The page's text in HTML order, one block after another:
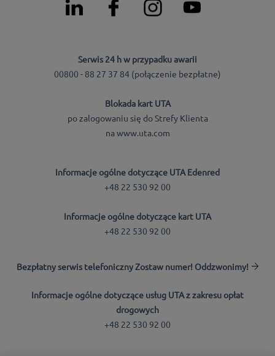
Serwis 24 h w przypadku awarii
00800 - 88 27 37 84 (połączenie bezpłatne)
Blokada kart UTA
po zalogowaniu się do Strefy Klienta
na www.uta.com
Informacje ogólne dotyczące UTA Edenred
+48 22 530 92 00
Informacje ogólne dotyczące kart UTA
+48 22 530 92 00
Bezpłatny serwis telefoniczny Zostaw numer! Oddzwonimy!
Informacje ogólne dotyczące usług UTA z zakresu opłat
drogowych
+48 22 530 92 00